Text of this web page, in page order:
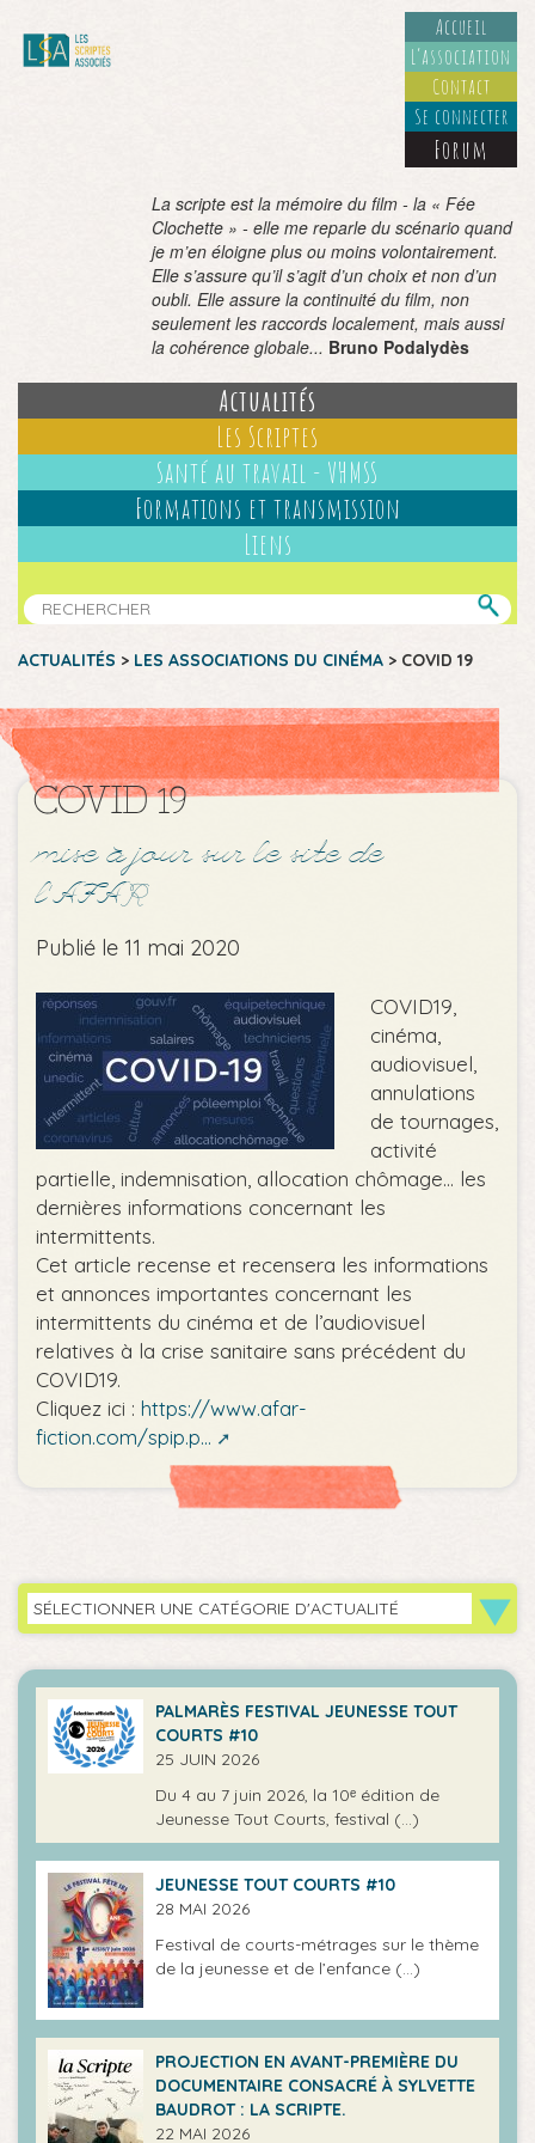
Accueil
L’association
Contact
Se connecter
Forum
La scripte est la mémoire du film - la « Fée
Clochette » - elle me reparle du scénario quand
je m’en éloigne plus ou moins volontairement.
Elle s’assure qu’il s’agit d’un choix et non d’un
oubli. Elle assure la continuité du film, non
seulement les raccords localement, mais aussi
la cohérence globale... Bruno Podalydès
Actualités
Les Scriptes
Santé au travail - VHMSS
Formations et transmission
Liens
ACTUALITÉS > LES ASSOCIATIONS DU CINÉMA > COVID 19
COVID 19
mise à jour sur le site de
l’AFAR
Publié le 11 mai 2020
COVID19,
cinéma,
audiovisuel,
annulations
de tournages,
activité
partielle, indemnisation, allocation chômage... les
dernières informations concernant les
intermittents.
Cet article recense et recensera les informations
et annonces importantes concernant les
intermittents du cinéma et de l’audiovisuel
relatives à la crise sanitaire sans précédent du
COVID19.
Cliquez ici : https://www.afar-
fiction.com/spip.p...
SÉLECTIONNER UNE CATÉGORIE D'ACTUALITÉ
PALMARÈS FESTIVAL JEUNESSE TOUT
COURTS #10
25 JUIN 2026
Du 4 au 7 juin 2026, la 10ᵉ édition de
Jeunesse Tout Courts, festival (…)
JEUNESSE TOUT COURTS #10
28 MAI 2026
Festival de courts-métrages sur le thème
de la jeunesse et de l’enfance (…)
PROJECTION EN AVANT-PREMIÈRE DU
DOCUMENTAIRE CONSACRÉ À SYLVETTE
BAUDROT : LA SCRIPTE.
22 MAI 2026